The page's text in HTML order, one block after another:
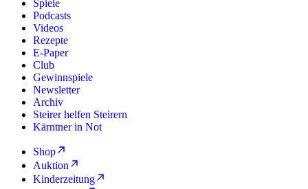
Spiele
Podcasts
Videos
Rezepte
E-Paper
Club
Gewinnspiele
Newsletter
Archiv
Steirer helfen Steirern
Kärntner in Not
Shop
Auktion
Kinderzeitung